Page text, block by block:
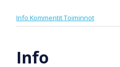
Info KommentitToiminnot
Info